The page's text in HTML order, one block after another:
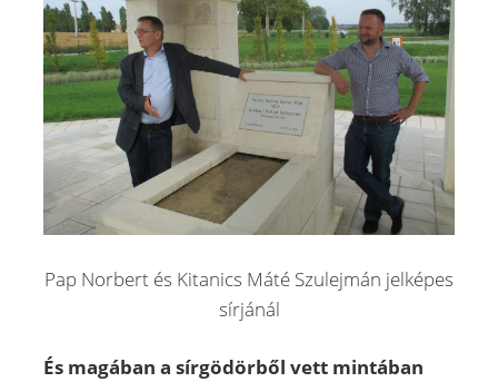
Pap Norbert és Kitanics Máté Szulejmán jelképes
sírjánál
És magában a sírgödörből vett mintában